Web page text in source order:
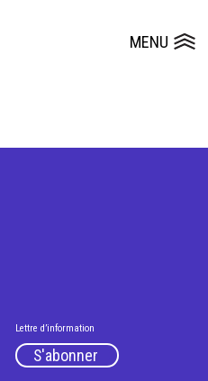
MENU
Salles
Lettre d’information
S'abonner